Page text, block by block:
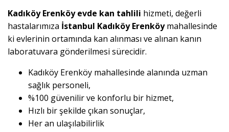
Kadıköy Erenköy evde kan tahlili hizmeti, değerli
hastalarımıza İstanbul Kadıköy Erenköymahallesinde
ki evlerinin ortamında kan alınması ve alınan kanın
laboratuvara gönderilmesi sürecidir.
Kadıköy Erenköy mahallesinde alanında uzman
sağlık personeli,
%100 güvenilir ve konforlu bir hizmet,
Hızlı bir şekilde çıkan sonuçlar,
Her an ulaşılabilirlik